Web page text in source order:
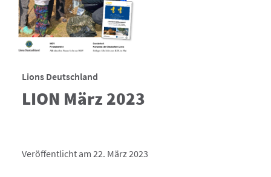
Lions Deutschland
LION März 2023
Veröffentlicht am 22. März 2023